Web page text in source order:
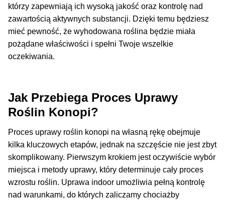
którzy zapewniają ich wysoką jakość oraz kontrolę nad
zawartością aktywnych substancji. Dzięki temu będziesz
mieć pewność, że wyhodowana roślina będzie miała
pożądane właściwości i spełni Twoje wszelkie
oczekiwania.
Jak Przebiega Proces Uprawy
Roślin Konopi?
Proces uprawy roślin konopi na własną rękę obejmuje
kilka kluczowych etapów, jednak na szczęście nie jest zbyt
skomplikowany. Pierwszym krokiem jest oczywiście wybór
miejsca i metody uprawy, który determinuje cały proces
wzrostu roślin. Uprawa indoor umożliwia pełną kontrolę
nad warunkami, do których zaliczamy chociażby